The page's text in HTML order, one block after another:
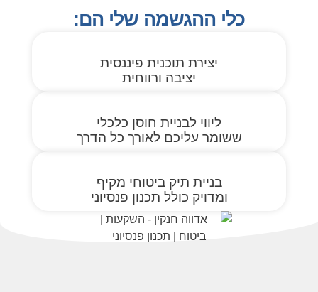
כלי ההגשמה שלי הם:
יצירת תוכנית פיננסית
יציבה ורווחית
ליווי לבניית חוסן כלכלי
ששומר עליכם לאורך כל הדרך
בניית תיק ביטוחי מקיף
ומדויק כולל תכנון פנסיוני